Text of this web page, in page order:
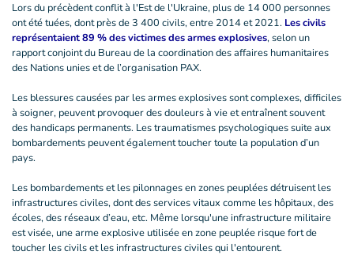
Lors du précèdent conflit à l'Est de l'Ukraine, plus de 14 000 personnes
ont été tuées, dont près de 3 400 civils, entre 2014 et 2021. Les civils
représentaient 89 % des victimes des armes explosives, selon un
rapport conjoint du Bureau de la coordination des affaires humanitaires
des Nations unies et de l’organisation PAX.
Les blessures causées par les armes explosives sont complexes, difficiles
à soigner, peuvent provoquer des douleurs à vie et entraînent souvent
des handicaps permanents. Les traumatismes psychologiques suite aux
bombardements peuvent également toucher toute la population d’un
pays.
Les bombardements et les pilonnages en zones peuplées détruisent les
infrastructures civiles, dont des services vitaux comme les hôpitaux, des
écoles, des réseaux d’eau, etc. Même lorsqu'une infrastructure militaire
est visée, une arme explosive utilisée en zone peuplée risque fort de
toucher les civils et les infrastructures civiles qui l'entourent.